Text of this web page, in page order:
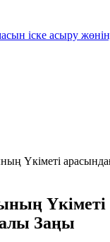
іске асыру
Үкіметі
Заңы